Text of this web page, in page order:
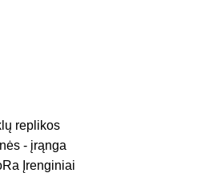
replikos
- įrąnga
Įrenginiai